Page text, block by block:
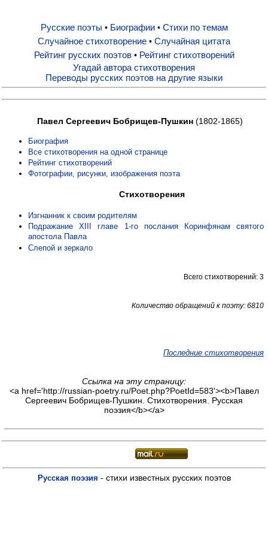
Русские поэты
Биографии
Стихи по темам
Случайное стихотворение
Случайная цитата
Рейтинг русских поэтов
Рейтинг стихотворений
Русские поэты • Биографии• Стихи по темам
Случайное стихотворение • Случайная цитата
Рейтинг русских поэтов• Рейтинг стихотворений
Угадай автора стихотворения
Переводы русских поэтов на другие языки
Павел Сергеевич Бобрищев-Пушкин (1802-1865)
Биография
Все стихотворения на одной странице
Рейтинг стихотворений
Фотографии, рисунки, изображения поэта
Стихотворения
Изгнанник к своим родителям
Подражание XIII главе 1-го послания Коринфянам святого
апостола Павла
Слепой и зеркало
Всего стихотворений: 3
Количество обращений к поэту: 6810
Последние стихотворения
Ссылка на эту страницу:
<a href='http://russian-poetry.ru/Poet.php?PoetId=583'><b>Павел
Сергеевич Бобрищев-Пушкин. Стихотворения. Русская
поэзия</b></a>
Русская поэзия - стихи известных русских поэтов